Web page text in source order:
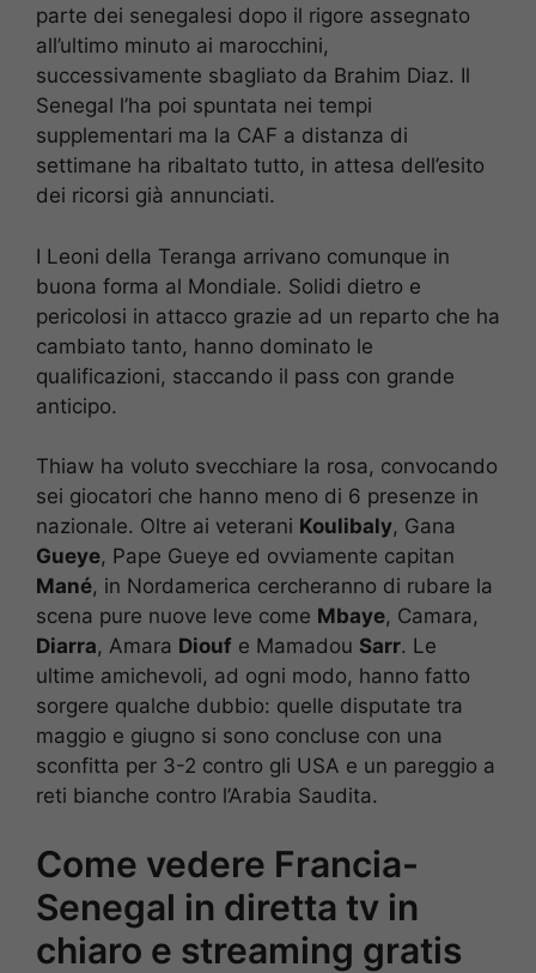
parte dei senegalesi dopo il rigore assegnato
all’ultimo minuto ai marocchini,
successivamente sbagliato da Brahim Diaz. Il
Senegal l’ha poi spuntata nei tempi
supplementari ma la CAF a distanza di
settimane ha ribaltato tutto, in attesa dell’esito
dei ricorsi già annunciati.
I Leoni della Teranga arrivano comunque in
buona forma al Mondiale. Solidi dietro e
pericolosi in attacco grazie ad un reparto che ha
cambiato tanto, hanno dominato le
qualificazioni, staccando il pass con grande
anticipo.
Thiaw ha voluto svecchiare la rosa, convocando
sei giocatori che hanno meno di 6 presenze in
nazionale. Oltre ai veterani Koulibaly, Gana
Gueye, Pape Gueye ed ovviamente capitan
Mané, in Nordamerica cercheranno di rubare la
scena pure nuove leve come Mbaye, Camara,
Diarra, Amara Diouf e Mamadou Sarr. Le
ultime amichevoli, ad ogni modo, hanno fatto
sorgere qualche dubbio: quelle disputate tra
maggio e giugno si sono concluse con una
sconfitta per 3-2 contro gli USA e un pareggio a
reti bianche contro l’Arabia Saudita.
Come vedere Francia-
Senegal in diretta tv in
chiaro e streaming gratis